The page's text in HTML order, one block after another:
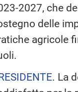
2027, che
delle
agricole
. La